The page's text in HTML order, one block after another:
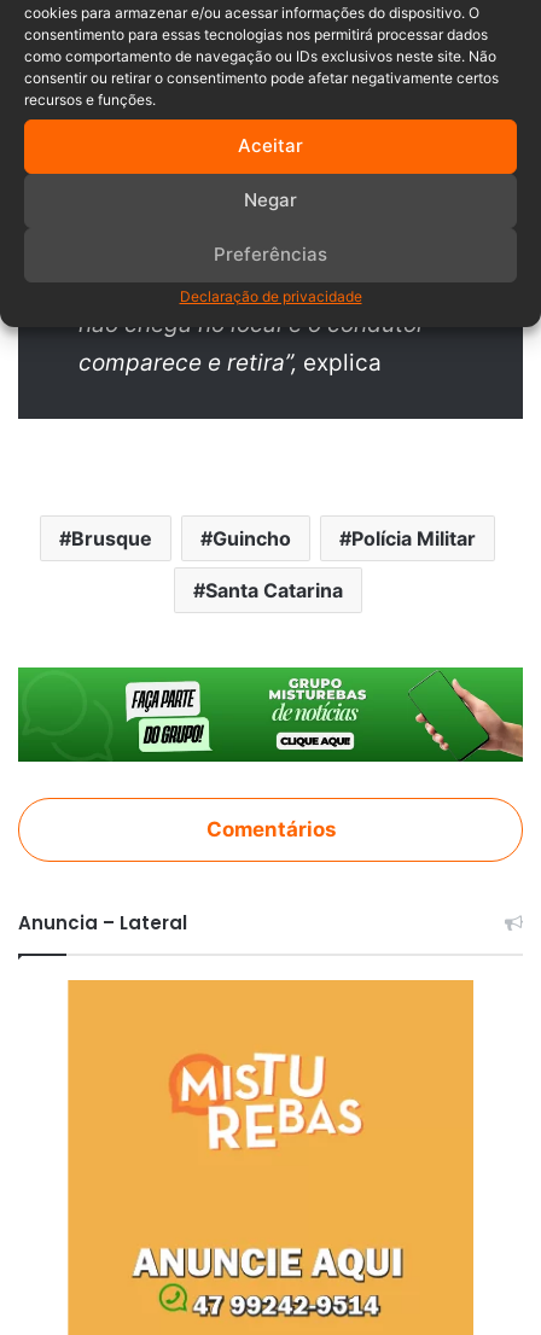
cookies para armazenar e/ou acessar informações do dispositivo. O
consentimento para essas tecnologias nos permitirá processar dados
como comportamento de navegação ou IDs exclusivos neste site. Não
consentir ou retirar o consentimento pode afetar negativamente certos
recursos e funções.
Aceitar
Negar
Preferências
Declaração de privacidade
“Hoje não cabe remoção nos casos
em que a irregularidade for sanada
no local da infração, como por
exemplo infração de
estacionamento, quando o guincho
não chega no local e o condutor
comparece e retira”, explica
Brusque Guincho Polícia Militar
Santa Catarina
Comentários
Anuncia – Lateral